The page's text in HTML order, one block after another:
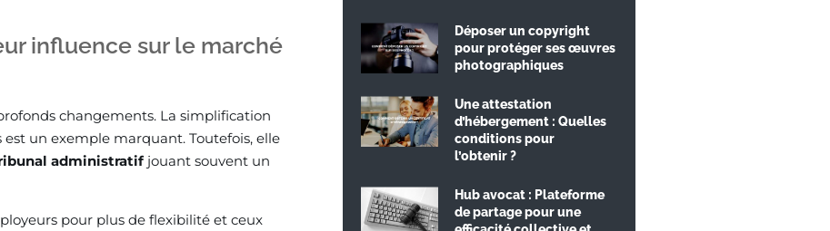
influence sur le marché
changements. La simplification
un exemple marquant. Toutefois, elle
administratifjouant souvent un
pour plus de flexibilité et ceux
Déposer un copyright
pour protéger ses œuvres
photographiques
Une attestation
d’hébergement : Quelles
conditions pour
l’obtenir ?
Hub avocat : Plateforme
de partage pour une